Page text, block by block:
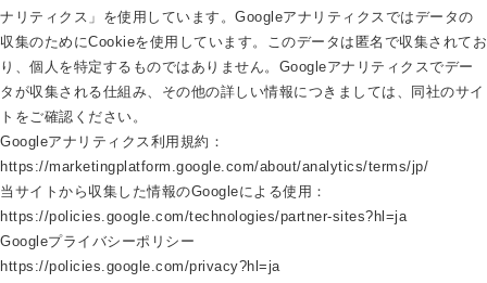
ナリティクス」を使用しています。Googleアナリティクスではデータの
収集のためにCookieを使用しています。このデータは匿名で収集されてお
り、個人を特定するものではありません。Googleアナリティクスでデー
タが収集される仕組み、その他の詳しい情報につきましては、同社のサイ
トをご確認ください。
Googleアナリティクス利用規約：
https://marketingplatform.google.com/about/analytics/terms/jp/
当サイトから収集した情報のGoogleによる使用：
https://policies.google.com/technologies/partner-sites?hl=ja
Googleプライバシーポリシー
https://policies.google.com/privacy?hl=ja